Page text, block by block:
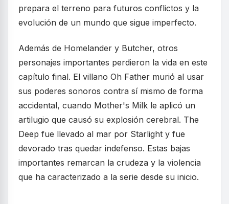
prepara el terreno para futuros conflictos y la
evolución de un mundo que sigue imperfecto.
Además de Homelander y Butcher, otros
personajes importantes perdieron la vida en este
capítulo final. El villano Oh Father murió al usar
sus poderes sonoros contra sí mismo de forma
accidental, cuando Mother's Milk le aplicó un
artilugio que causó su explosión cerebral. The
Deep fue llevado al mar por Starlight y fue
devorado tras quedar indefenso. Estas bajas
importantes remarcan la crudeza y la violencia
que ha caracterizado a la serie desde su inicio.